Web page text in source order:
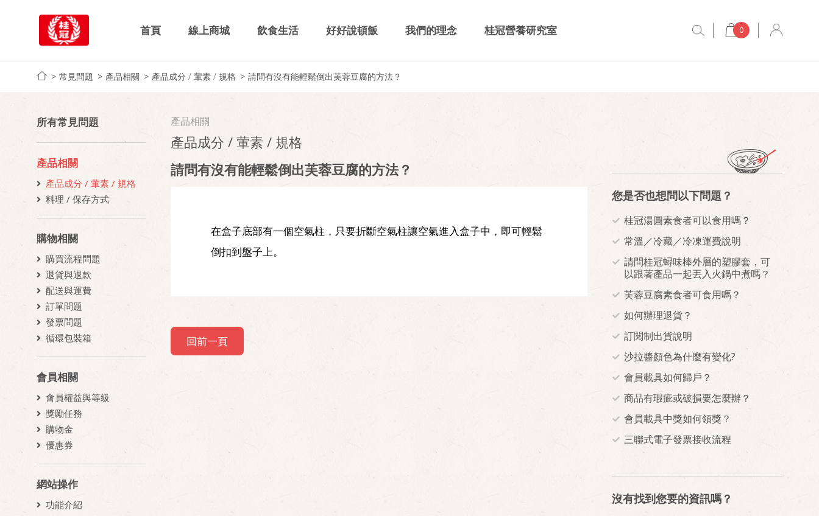
首頁 線上商城 飲食生活 好好說頓飯 我們的理念 桂冠營養研究室 0
常見問題 產品相關 產品成分 / 葷素 / 規格 請問有沒有能輕鬆倒出芙蓉豆腐的方法？
所有常見問題
產品相關
產品成分 / 葷素 / 規格
料理 / 保存方式
購物相關
購買流程問題
退貨與退款
配送與運費
訂單問題
發票問題
循環包裝箱
會員相關
會員權益與等級
獎勵任務
購物金
優惠券
網站操作
功能介紹
產品相關
產品成分 / 葷素 / 規格
請問有沒有能輕鬆倒出芙蓉豆腐的方法？
在盒子底部有一個空氣柱，只要折斷空氣柱讓空氣進入盒子中，即可輕鬆
倒扣到盤子上。
回前一頁
您是否也想問以下問題？
桂冠湯圓素食者可以食用嗎？
常溫／冷藏／冷凍運費說明
請問桂冠蟳味棒外層的塑膠套，可
以跟著產品一起丟入火鍋中煮嗎？
芙蓉豆腐素食者可食用嗎？
如何辦理退貨？
訂閱制出貨說明
沙拉醬顏色為什麼有變化?
會員載具如何歸戶？
商品有瑕疵或破損要怎麼辦？
會員載具中獎如何領獎？
三聯式電子發票接收流程
沒有找到您要的資訊嗎？